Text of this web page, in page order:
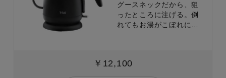
グースネックだから、狙
ったところに注げる。倒
れてもお湯がこぼれにく
￥12,100